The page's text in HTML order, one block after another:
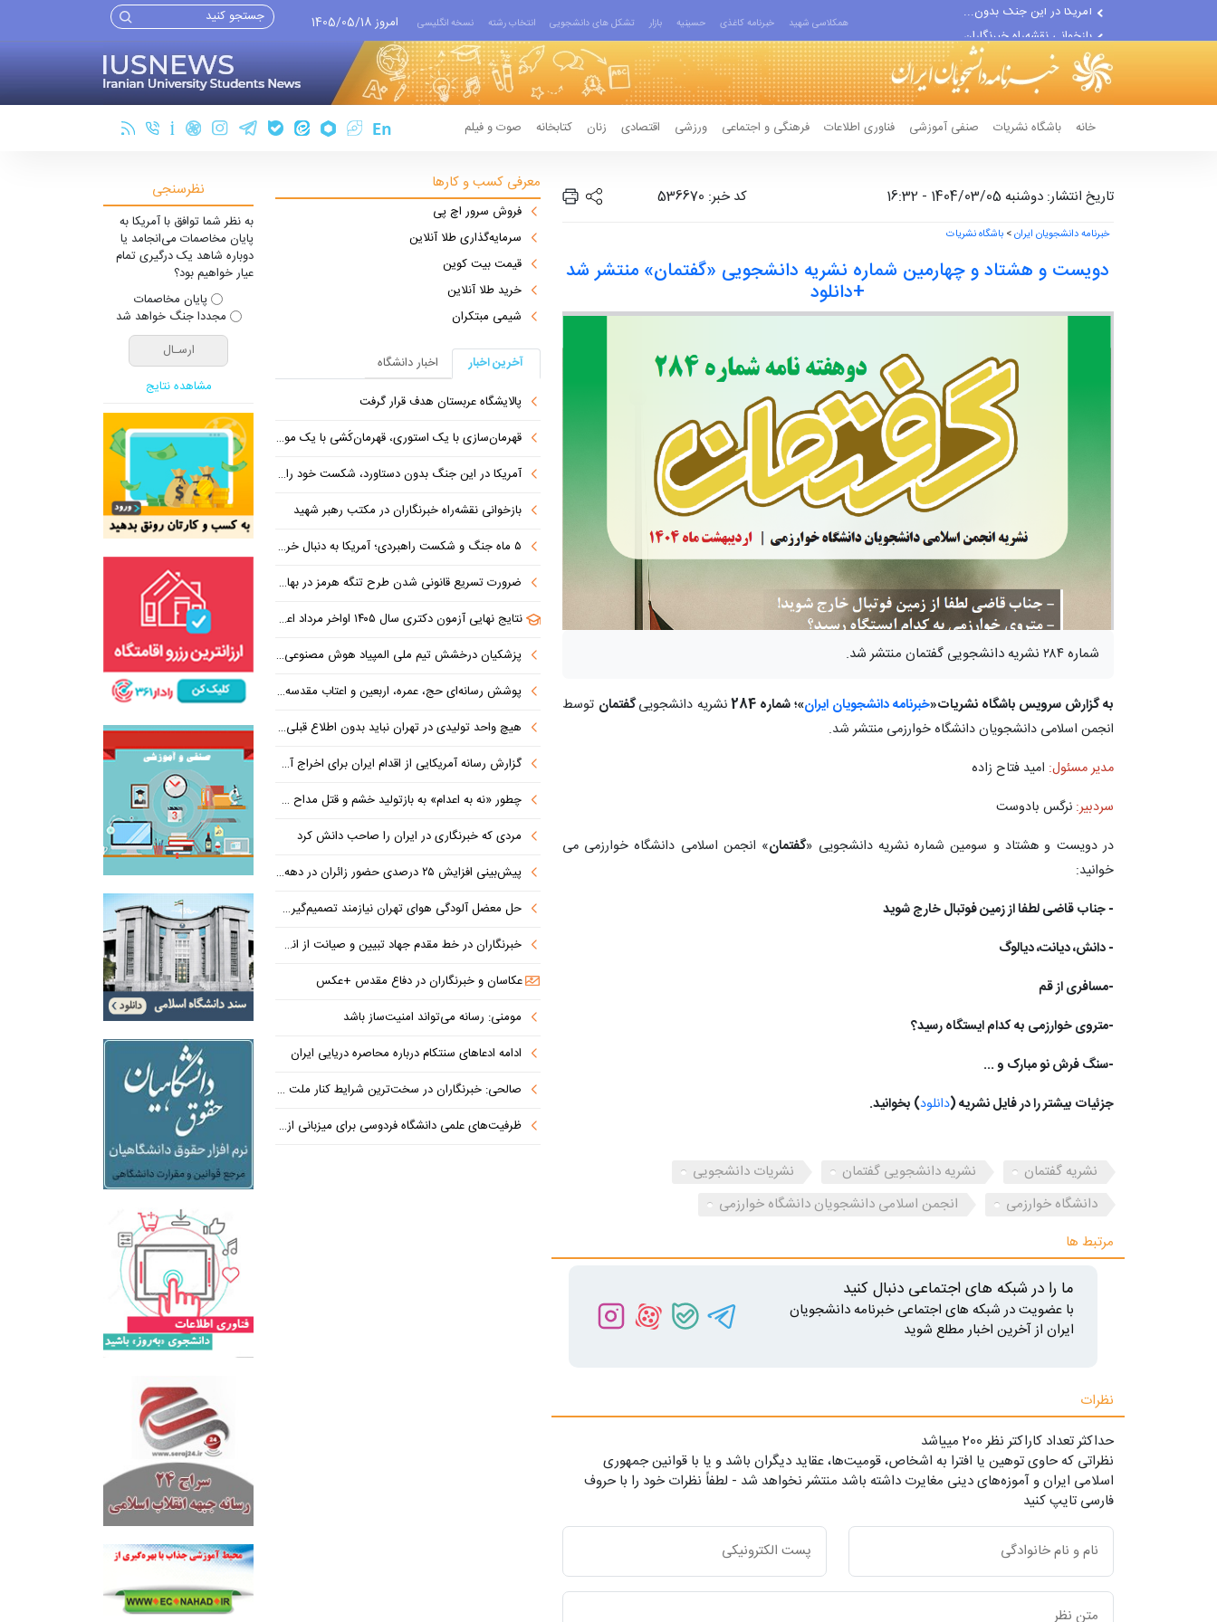
بازخوانی نقشه‌راه خبرنگاران...
۵ ماه جنگ و شکست راهبردی؛...
همکلاسی شهید خبرنامه کاغذی حسینیه بازار تشکل های دانشجویی انتخاب رشته نسخه انگلیسی امروز 1405/05/18
خانه باشگاه نشریات صنفی آموزشی فناوری اطلاعات فرهنگی و اجتماعی ورزشی اقتصادی زنان کتابخانه صوت و فیلم
تاریخ انتشار: دوشنبه 1404/03/05 - 16:32 کد خبر: 536670
خبرنامه دانشجویان ایران> باشگاه نشریات
دویست و هشتاد و چهارمین شماره نشریه دانشجویی «گفتمان» منتشر شد
+دانلود
شماره ۲۸۴ نشریه دانشجویی گفتمان منتشر شد.
به گزارش سرویس باشگاه نشریات«خبرنامه دانشجویان ایران»؛ شماره 284 نشریه دانشجوییگفتمان توسط
انجمن اسلامی دانشجویان دانشگاه خوارزمی منتشر شد.
مدیر مسئول: امید فتاح زاده
سردبیر: نرگس بادوست
در دویست و هشتاد و سومین شماره نشریه دانشجویی «گفتمان» انجمن اسلامی دانشگاه خوارزمی می
خوانید:
- جناب قاضی لطفا از زمین فوتبال خارج شوید
- دانش، دیانت، دیالوگ
-مسافری از قم
-متروی خوارزمی به کدام ایستگاه رسید؟
-سنگ فرش نو مبارک و ...
جزئیات بیشتر را در فایل نشریه (دانلود) بخوانید.
نشریه گفتمان نشریه دانشجویی گفتمان
نشریات دانشجویی
دانشگاه خوارزمی
انجمن اسلامی دانشجویان دانشگاه خوارزمی
مرتبط ها
ما را در شبکه های اجتماعی دنبال کنید
با عضویت در شبکه های اجتماعی خبرنامه دانشجویان
ایران از آخرین اخبار مطلع شوید
نظرات
حداکثر تعداد کاراکتر نظر 200 ميياشد
نظراتی که حاوی توهین یا افترا به اشخاص، قومیت‌ها، عقاید دیگران باشد و یا با قوانین جمهوری
اسلامی ایران و آموزه‌های دینی مغایرت داشته باشد منتشر نخواهد شد - لطفاً نظرات خود را با حروف
فارسی تایپ کنید
معرفی کسب و کارها
فروش سرور اچ پی
سرمایه‌گذاری طلا آنلاین
قیمت بیت کوین
خرید طلا آنلاین
شیمی مبتکران
آخرین اخبار
اخبار دانشگاه
پالایشگاه عربستان هدف قرار گرفت
قهرمان‌سازی با یک استوری، قهرمان‌کُشی با یک موضع
آمریکا در این جنگ بدون دستاورد، شکست خود را پذیرفته است
بازخوانی نقشه‌راه خبرنگاران در مکتب رهبر شهید
۵ ماه جنگ و شکست راهبردی؛ آمریکا به دنبال خروج از بن‌بست
ضرورت تسریع قانونی شدن طرح تنگه هرمز در بهارستان/ سنا دست ترامپ را برای اعمال فشار به ایران بازتر کرد
نتایج نهایی آزمون دکتری سال ۱۴۰۵ اواخر مرداد اعلام می‌شود
پزشکیان درخشش تیم ملی المپیاد هوش مصنوعی ایران را تبریک گفت
پوشش رسانه‌ای حج، عمره، اربعین و اعتاب مقدسه، روایت مجموعه‌ای از لحظه‌هاست
هیچ واحد تولیدی در تهران نباید بدون اطلاع قبلی با قطعی برق مواجه شود
گزارش رسانه آمریکایی از اقدام ایران برای اخراج آمریکا از خلیج فارس
چطور «نه به اعدام» به بازتولید خشم و قتل مداح جوان منجر شد؟
مردی که خبرنگاری در ایران را صاحب دانش کرد
پیش‌بینی افزایش ۲۵ درصدی حضور زائران در دهه پایانی ماه صفر در مشهد
حل معضل آلودگی هوای تهران نیازمند تصمیم‌گیری در سطح ملی است
خبرنگاران در خط مقدم جهاد تبیین و صیانت از انسجام ملی هستند
عکاسان و خبرنگاران در دفاع مقدس +عکس
مومنی: رسانه می‌تواند امنیت‌ساز باشد
ادامه ادعاهای سنتکام درباره محاصره دریایی ایران
صالحی: خبرنگاران در سخت‌ترین شرایط کنار ملت بودند
ظرفیت‌های علمی دانشگاه فردوسی برای میزبانی از زائران دهه پایانی صفر
نظرسنجی
به نظر شما توافق با آمریکا به
پایان مخاصمات می‌انجامد یا
دوباره شاهد یک درگیری تمام
عیار خواهیم بود؟
پایان مخاصمات
مجددا جنگ خواهد شد
مشاهده نتایج